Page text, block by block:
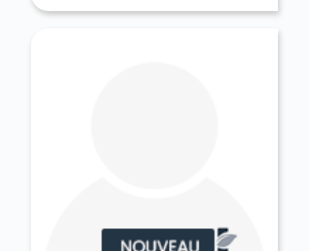
Tessancourt-sur-Aubette 78250
Villepreux 78450
Villette 78930
Villiers-le-Mahieu 78770